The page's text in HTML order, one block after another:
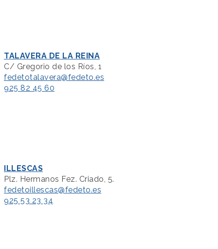
TALAVERA DE LA REINA
C/ Gregorio de los Ríos, 1
fedetotalavera@fedeto.es
925 82 45 60
ILLESCAS
Plz. Hermanos Fez. Criado, 5.
fedetoillescas@fedeto.es
925 53 23 34